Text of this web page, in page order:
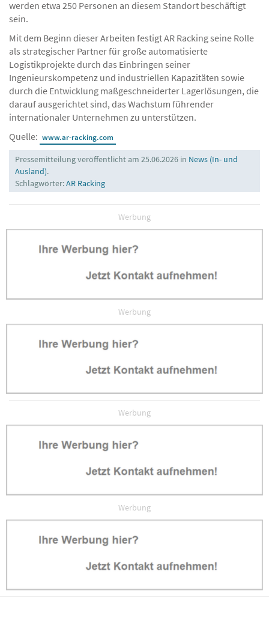
werden etwa 250 Personen an diesem Standort beschäftigt
sein.
Mit dem Beginn dieser Arbeiten festigt AR Racking seine Rolle
als strategischer Partner für große automatisierte
Logistikprojekte durch das Einbringen seiner
Ingenieurskompetenz und industriellen Kapazitäten sowie
durch die Entwicklung maßgeschneiderter Lagerlösungen, die
darauf ausgerichtet sind, das Wachstum führender
internationaler Unternehmen zu unterstützen.
Quelle: www.ar-racking.com
Pressemitteilung veröffentlicht am 25.06.2026 in News (In- und
Ausland).
Schlagwörter:AR Racking
Werbung
Werbung
Werbung
Werbung